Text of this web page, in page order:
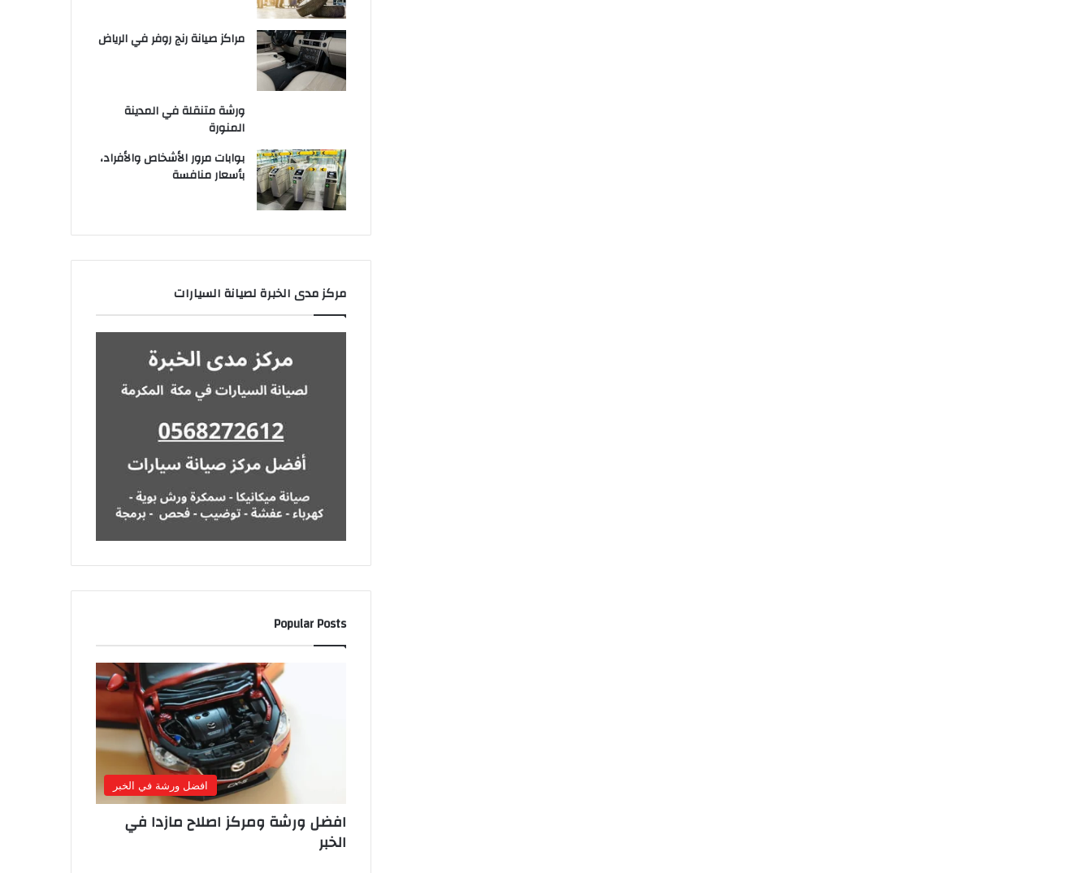
مراكز صيانة رنج روفر في الرياض
ورشة متنقلة في المدينة
المنورة
بوابات مرور الأشخاص والأفراد،
بأسعار منافسة
مركز مدى الخبرة لصيانة السيارات
Popular Posts
افضل ورشة في الخبر
افضل ورشة ومركز اصلاح مازدا في
الخبر